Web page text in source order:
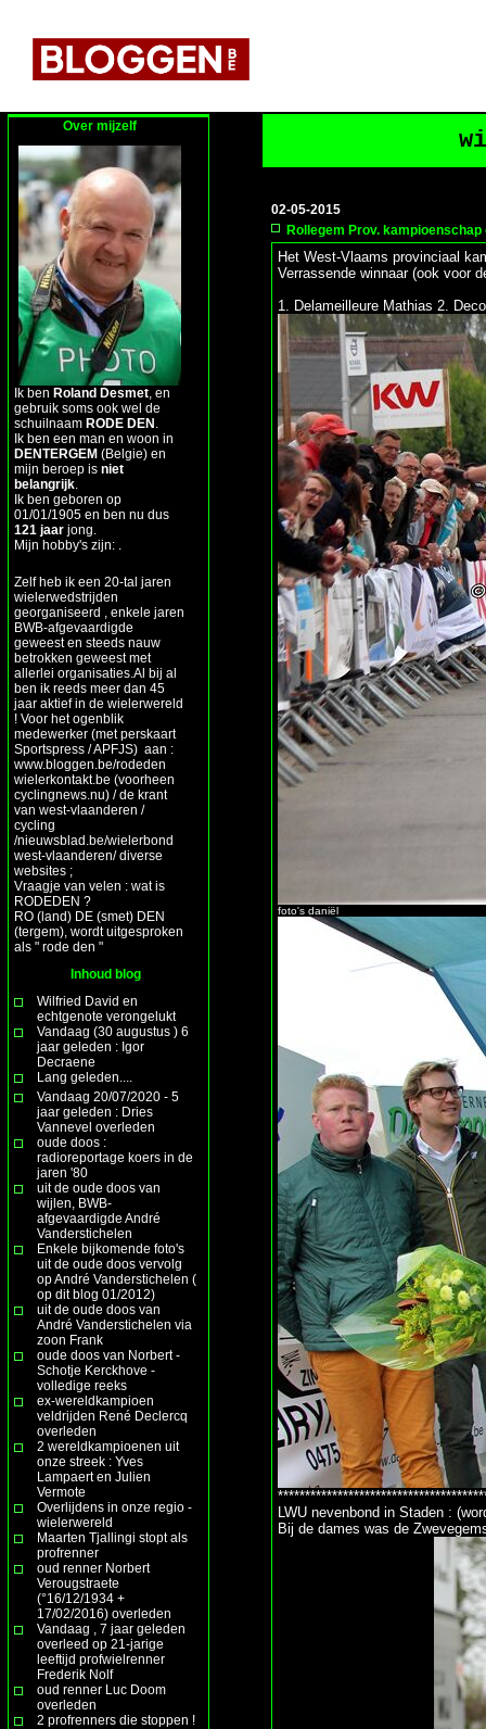
Over mijzelf
Ik ben Roland Desmet , en
gebruik soms ook wel de
schuilnaam RODE DEN
Ik ben een man en woon in
DENTERGEM (Belgie) en
mijn beroep is niet
belangrijk
Ik ben geboren op
01/01/1905 en ben nu dus
121 jaar jong.
Mijn hobby's zijn: .
Zelf heb ik een 20-tal jaren
wielerwedstrijden
georganiseerd , enkele jaren
BWB-afgevaardigde
geweest en steeds nauw
betrokken geweest met
allerlei organisaties.Al bij al
ben ik reeds meer dan 45
jaar aktief in de wielerwereld
! Voor het ogenblik
medewerker (met perskaart
Sportspress / APFJS) aan :
www.bloggen.be/rodeden
wielerkontakt.be (voorheen
cyclingnews.nu) / de krant
van west-vlaanderen /
cycling
/nieuwsblad.be/wielerbond
west-vlaanderen/ diverse
websites ;
Vraagje van velen : wat is
RODEDEN ?
RO (land) DE (smet) DEN
(tergem), wordt uitgesproken
als " rode den "
Inhoud blog
Wilfried David en
echtgenote verongelukt
Vandaag (30 augustus ) 6
jaar geleden : Igor
Decraene
Lang geleden....
Vandaag 20/07/2020 - 5
jaar geleden : Dries
Vannevel overleden
oude doos :
radioreportage koers in de
jaren '80
uit de oude doos van
wijlen, BWB-
afgevaardigde André
Vanderstichelen
Enkele bijkomende foto's
uit de oude doos vervolg
op André Vanderstichelen (
op dit blog 01/2012)
uit de oude doos van
André Vanderstichelen via
zoon Frank
oude doos van Norbert -
Schotje Kerckhove -
volledige reeks
ex-wereldkampioen
veldrijden René Declercq
overleden
2 wereldkampioenen uit
onze streek : Yves
Lampaert en Julien
Vermote
Overlijdens in onze regio -
wielerwereld
Maarten Tjallingi stopt als
profrenner
oud renner Norbert
Verougstraete
(°16/12/1934 +
17/02/2016) overleden
Vandaag , 7 jaar geleden
overleed op 21-jarige
leeftijd profwielrenner
Frederik Nolf
oud renner Luc Doom
overleden
2 profrenners die stoppen !
02-05-2015
Rollegem Prov. kampioenschap
Het West-Vlaams provinciaal
Verrassende winnaar (ook voor
1. Delameilleure Mathias 2.
foto's daniël
LWU nevenbond in Staden :
Bij de dames was de